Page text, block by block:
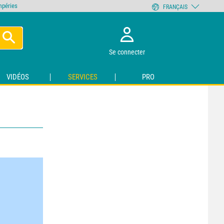
Se connecter
VIDÉOS SERVICES PRO
FRANÇAIS